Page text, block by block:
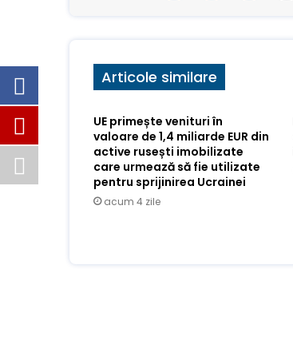
Articole similare
UE primește venituri în
valoare de 1,4 miliarde EUR din
active rusești imobilizate
care urmează să fie utilizate
pentru sprijinirea Ucrainei
acum 4 zile